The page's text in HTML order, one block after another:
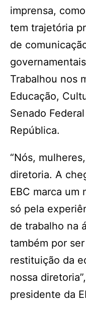
imprensa,
tem trajetória
de
Trabalhou nos
Educação,
Senado
República.
“Nós,
diretoria. A
EBC marca um
só pela
de trabalho na
também por
restituição da
nossa
presidente da